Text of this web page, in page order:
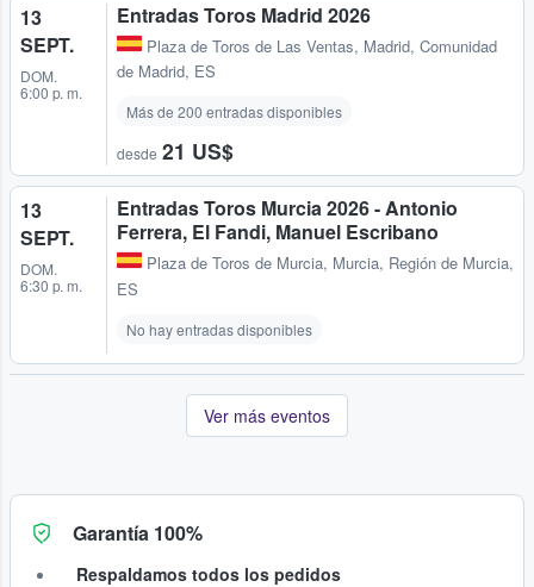
13
SEPT.
DOM.
6:00 p. m.
Entradas Toros Madrid 2026
Plaza de Toros de Las Ventas, Madrid, Comunidad
de Madrid, ES
Más de 200 entradas disponibles
desde 21 US$
13
SEPT.
DOM.
6:30 p. m.
Entradas Toros Murcia 2026 - Antonio
Ferrera, El Fandi, Manuel Escribano
Plaza de Toros de Murcia, Murcia, Región de Murcia,
ES
No hay entradas disponibles
Ver más eventos
Garantía 100%
Respaldamos todos los pedidos